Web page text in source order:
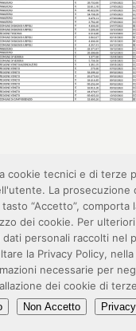
- realizzato dadigital
credits responsabilità
cookie tecnici e di terze
La prosecuzione
“Accetto”, comporta
dei cookie. Per
personali raccolti nel
la Privacy Policy,
necessarie per
dei cookie di
Non Accetto